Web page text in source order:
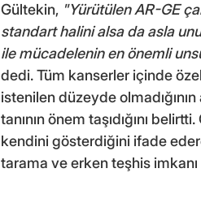
Gültekin, "Yürütülen AR-GE
standart halini alsa da asla
ile mücadelenin en önemli
dedi. Tüm kanserler içinde
istenilen düzeyde
tanının önem taşıdığını
kendini gösterdiğini ifade
tarama ve erken teşhis imkanı